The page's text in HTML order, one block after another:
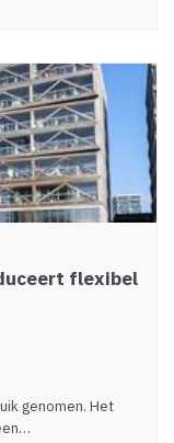
flexibel
genomen. Het